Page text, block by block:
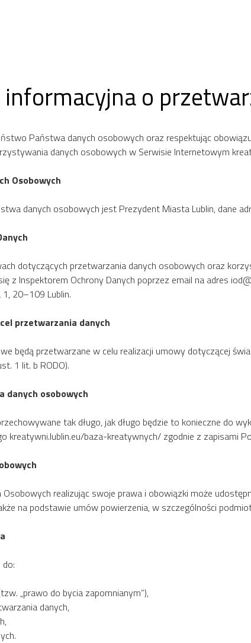
informacyjna o
Państwa danych osobowych oraz respektując
danych osobowych w Serwisie Internetowym
Osobowych
danych osobowych jest Prezydent Miasta Lublin, dane
dotyczących przetwarzania danych osobowych oraz
z Inspektorem Ochrony Danych poprzez email na adres
1, 20–109 Lublin.
przetwarzania danych
będą przetwarzane w celu realizacji umowy dotyczącej
1 lit. b RODO).
danych osobowych
tak długo, jak długo będzie to konieczne do
kreatywni.lublin.eu/baza-kreatywnych/ zgodnie z zapisami
realizując swoje prawa i obowiązki może
na podstawie umów powierzenia, w szczególności
„prawo do bycia zapomnianym”),
danych,